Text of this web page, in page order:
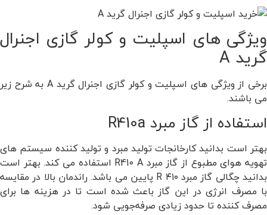
ویژگی های اسپلیت و کولر گازی اجنرال
گرید A
برخی از ویژگی های اسپلیت و کولر گازی اجنرال گرید A به شرح زیر
می باشند.
استفاده از گاز مبرد R410a
بهتر است بدانید کارخانجات تولید مبرد و تولید کننده سیستم های
تهویه هوای مطبوع از گاز مبرد R410 A استفاده می کند. بهتر است
بدانید چگالی گاز مبرد ۴۱۰ R پایین می باشد. راندمان بالا در مقایسه
با مصرف انرژی در این گاز باعث شده است تا در هزینه ها برای
مصرف کننده تا حدود زیادی صرفه‌جویی شود.